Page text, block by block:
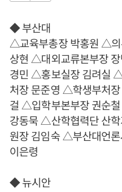
◆ 부산대
△교육부총장 박홍원 △
상현 △대외교류본부장
경민 △홍보실장 김려실
처장 문준영 △학생부처
걸 △입학부본부장 권순
강동묵 △산학협력단 산
원장 김임숙 △부산대언
이은령
◆ 뉴시안